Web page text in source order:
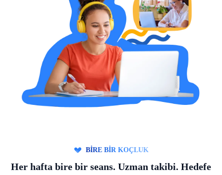
BİRE BİR KOÇLUK
Her hafta bire bir seans. Uzman takibi. Hedefe